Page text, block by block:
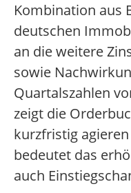
Kombination aus
deutschen
an die weitere
sowie
Quartalszahlen
zeigt die
kurzfristig
bedeutet das
auch